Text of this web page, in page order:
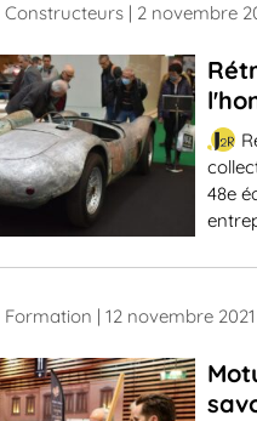
Constructeurs | 2 novembre
48e
Formation | 12 novembre 2021